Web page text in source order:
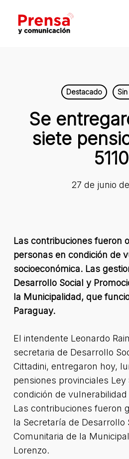
main
Destacado
Se
siete
5110
27 de junio
Las contribuciones fueron
personas en condición de
socioeconómica. Las
Desarrollo Social y
la Municipalidad, que
Paraguay.
El intendente Leonardo
secretaria de Desarrollo
Cittadini, entregaron hoy,
pensiones provinciales Ley
condición de
Las contribuciones fueron
la Secretaría de Desarrollo
Comunitaria de la
Lorenzo.